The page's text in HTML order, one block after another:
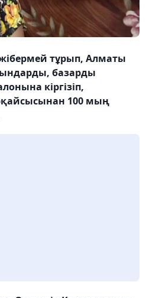
тұрып, Алматы
базарды
кіргізіп,
100 мың